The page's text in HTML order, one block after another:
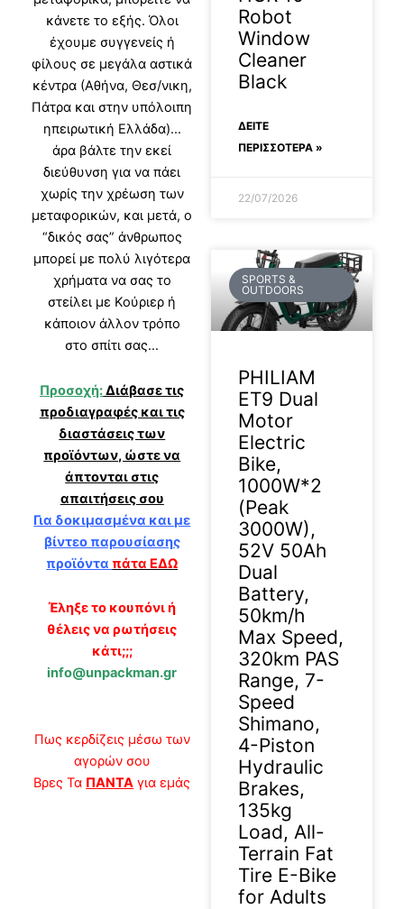
κάνετε το εξής. Όλοι
έχουμε συγγενείς ή
φίλους σε μεγάλα αστικά
κέντρα (Αθήνα, Θεσ/νικη,
Πάτρα και στην υπόλοιπη
ηπειρωτική Ελλάδα)…
άρα βάλτε την εκεί
διεύθυνση για να πάει
χωρίς την χρέωση των
μεταφορικών, και μετά, ο
“δικός σας” άνθρωπος
μπορεί με πολύ λιγότερα
χρήματα να σας το
στείλει με Κούριερ ή
κάποιον άλλον τρόπο
στο σπίτι σας…
Προσοχή:Διάβασε τις
προδιαγραφές και τις
διαστάσεις των
προϊόντων, ώστε να
άπτονται στις
απαιτήσεις σου
Για δοκιμασμένα και με
βίντεο παρουσίασης
προϊόντα πάτα ΕΔΩ
Έληξε το κουπόνι ή
θέλεις να ρωτήσεις
κάτι;;;
info@unpackman.gr
Πως κερδίζεις μέσω των
αγορών σου
Βρες Τα ΠΑΝΤΑ για εμάς
Robot
Window
Cleaner
Black
ΔΕΊΤΕ
ΠΕΡΙΣΣΟΤΕΡΑ »
22/07/2026
SPORTS &
OUTDOORS
PHILIAM
ET9 Dual
Motor
Electric
Bike,
1000W*2
(Peak
3000W),
52V 50Ah
Dual
Battery,
50km/h
Max Speed,
320km PAS
Range, 7-
Speed
Shimano,
4-Piston
Hydraulic
Brakes,
135kg
Load, All-
Terrain Fat
Tire E-Bike
for Adults